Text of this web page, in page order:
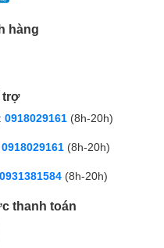
hàng
trợ
0918029161 (8h-20h)
0918029161 (8h-20h)
0931381584 (8h-20h)
thanh toán